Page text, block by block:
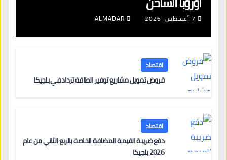
7 أغسطس، 2026 ALMADAR
اقتصاد
قروض تمويل مشاريع توفير الطاقة تزداد في بلجيكا
اقتصاد
دفع ضريبة القيمة المضافة الخاصة بالربع الثاني من عام
2026 بلجيكا